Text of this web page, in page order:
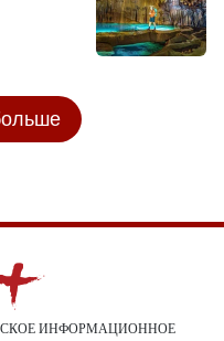
ИНФОРМАЦИОННОЕ